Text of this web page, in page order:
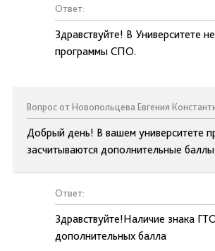
Ответ:
Здравствуйте! В Университете
программы СПО.
Вопрос от Новопольцева Евгения
Добрый день! В вашем университете
засчитываются дополнительные
Ответ:
Здравствуйте!Наличие знака
дополнительных балла